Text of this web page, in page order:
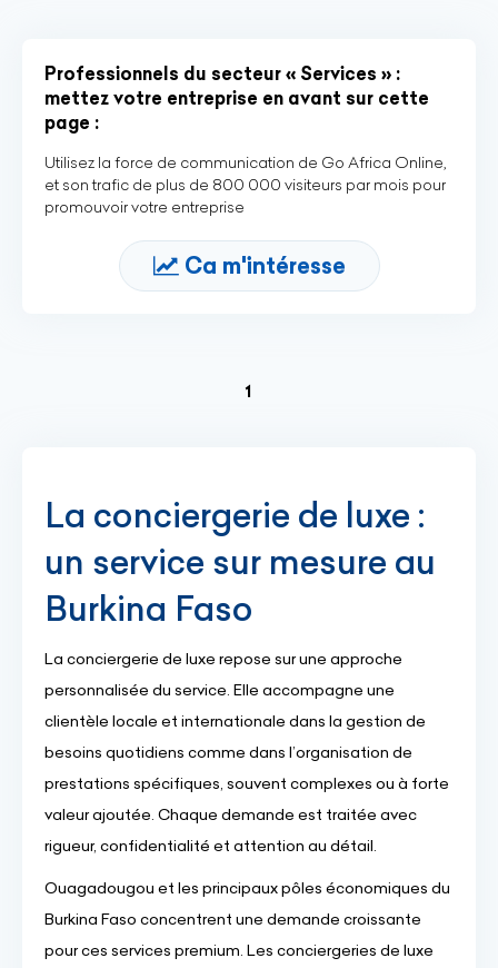
Professionnels du secteur « Services » :
mettez votre entreprise en avant sur cette
page :
Utilisez la force de communication de Go Africa Online,
et son trafic de plus de 800 000 visiteurs par mois pour
promouvoir votre entreprise
Ca m'intéresse
1
La conciergerie de luxe :
un service sur mesure au
Burkina Faso
La conciergerie de luxe repose sur une approche
personnalisée du service. Elle accompagne une
clientèle locale et internationale dans la gestion de
besoins quotidiens comme dans l’organisation de
prestations spécifiques, souvent complexes ou à forte
valeur ajoutée. Chaque demande est traitée avec
rigueur, confidentialité et attention au détail.
Ouagadougou et les principaux pôles économiques du
Burkina Faso concentrent une demande croissante
pour ces services premium. Les conciergeries de luxe